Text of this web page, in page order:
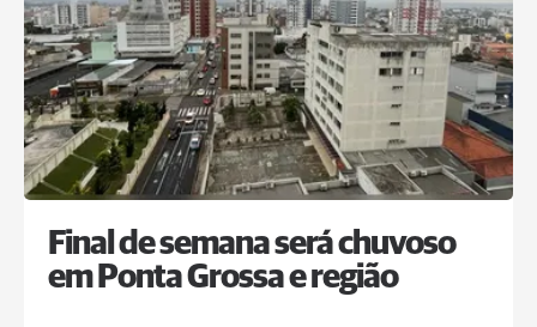
Final de semana será chuvoso
em Ponta Grossa e região